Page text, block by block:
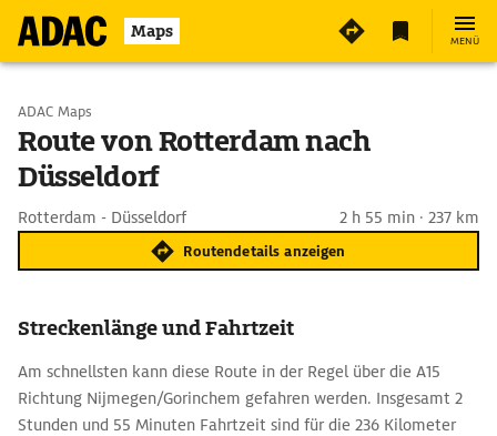
Maps MENÜ
Start wählen
Ziel eingeben
ADAC Maps
Route von Rotterdam nach
Düsseldorf
Rotterdam - Düsseldorf 2 h 55 min · 237 km
Routendetails anzeigen
Streckenlänge und Fahrtzeit
Am schnellsten kann diese Route in der Regel über die A15
Richtung Nijmegen/Gorinchem gefahren werden. Insgesamt 2
Stunden und 55 Minuten Fahrtzeit sind für die 236 Kilometer